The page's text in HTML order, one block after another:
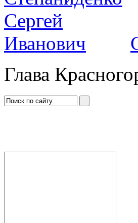
Глава